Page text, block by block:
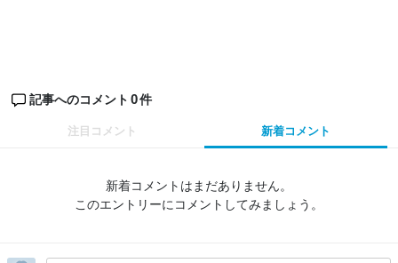
記事へのコメント 0件
注目コメント 新着コメント
新着コメントはまだありません。
このエントリーにコメントしてみましょう。